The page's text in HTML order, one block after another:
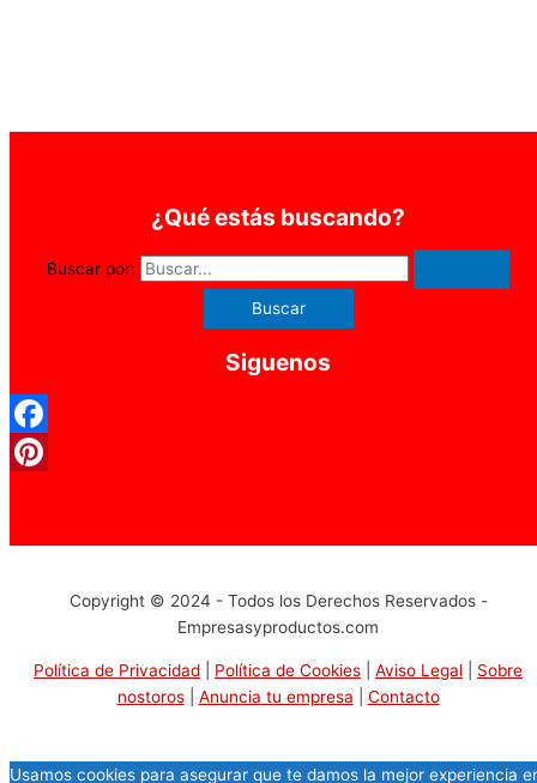
¿Qué estás buscando?
Buscar por:
Siguenos
Copyright © 2024 - Todos los Derechos Reservados -
Empresasyproductos.com
Política de Privacidad Política de Cookies Aviso Legal
Sobre
nostoros| Anuncia tu empresa Contacto
Usamos cookies para asegurar que te damos la mejor experiencia